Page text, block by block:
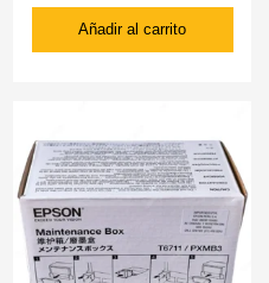
Añadir al carrito